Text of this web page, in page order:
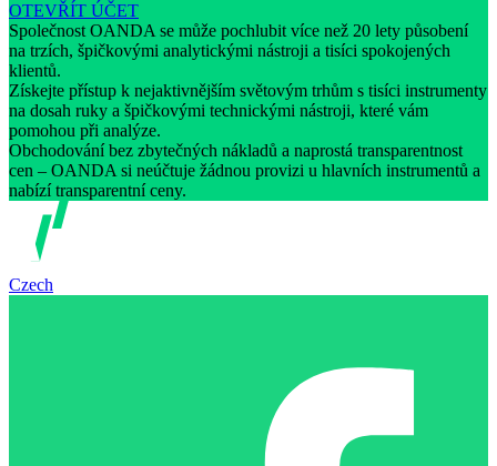
OTEVŘÍT ÚČET
Společnost OANDA se může pochlubit více než 20 lety působení
na trzích, špičkovými analytickými nástroji a tisíci spokojených
klientů.
Získejte přístup k nejaktivnějším světovým trhům s tisíci instrumenty
na dosah ruky a špičkovými technickými nástroji, které vám
pomohou při analýze.
Obchodování bez zbytečných nákladů a naprostá transparentnost
cen – OANDA si neúčtuje žádnou provizi u hlavních instrumentů a
nabízí transparentní ceny.
Czech